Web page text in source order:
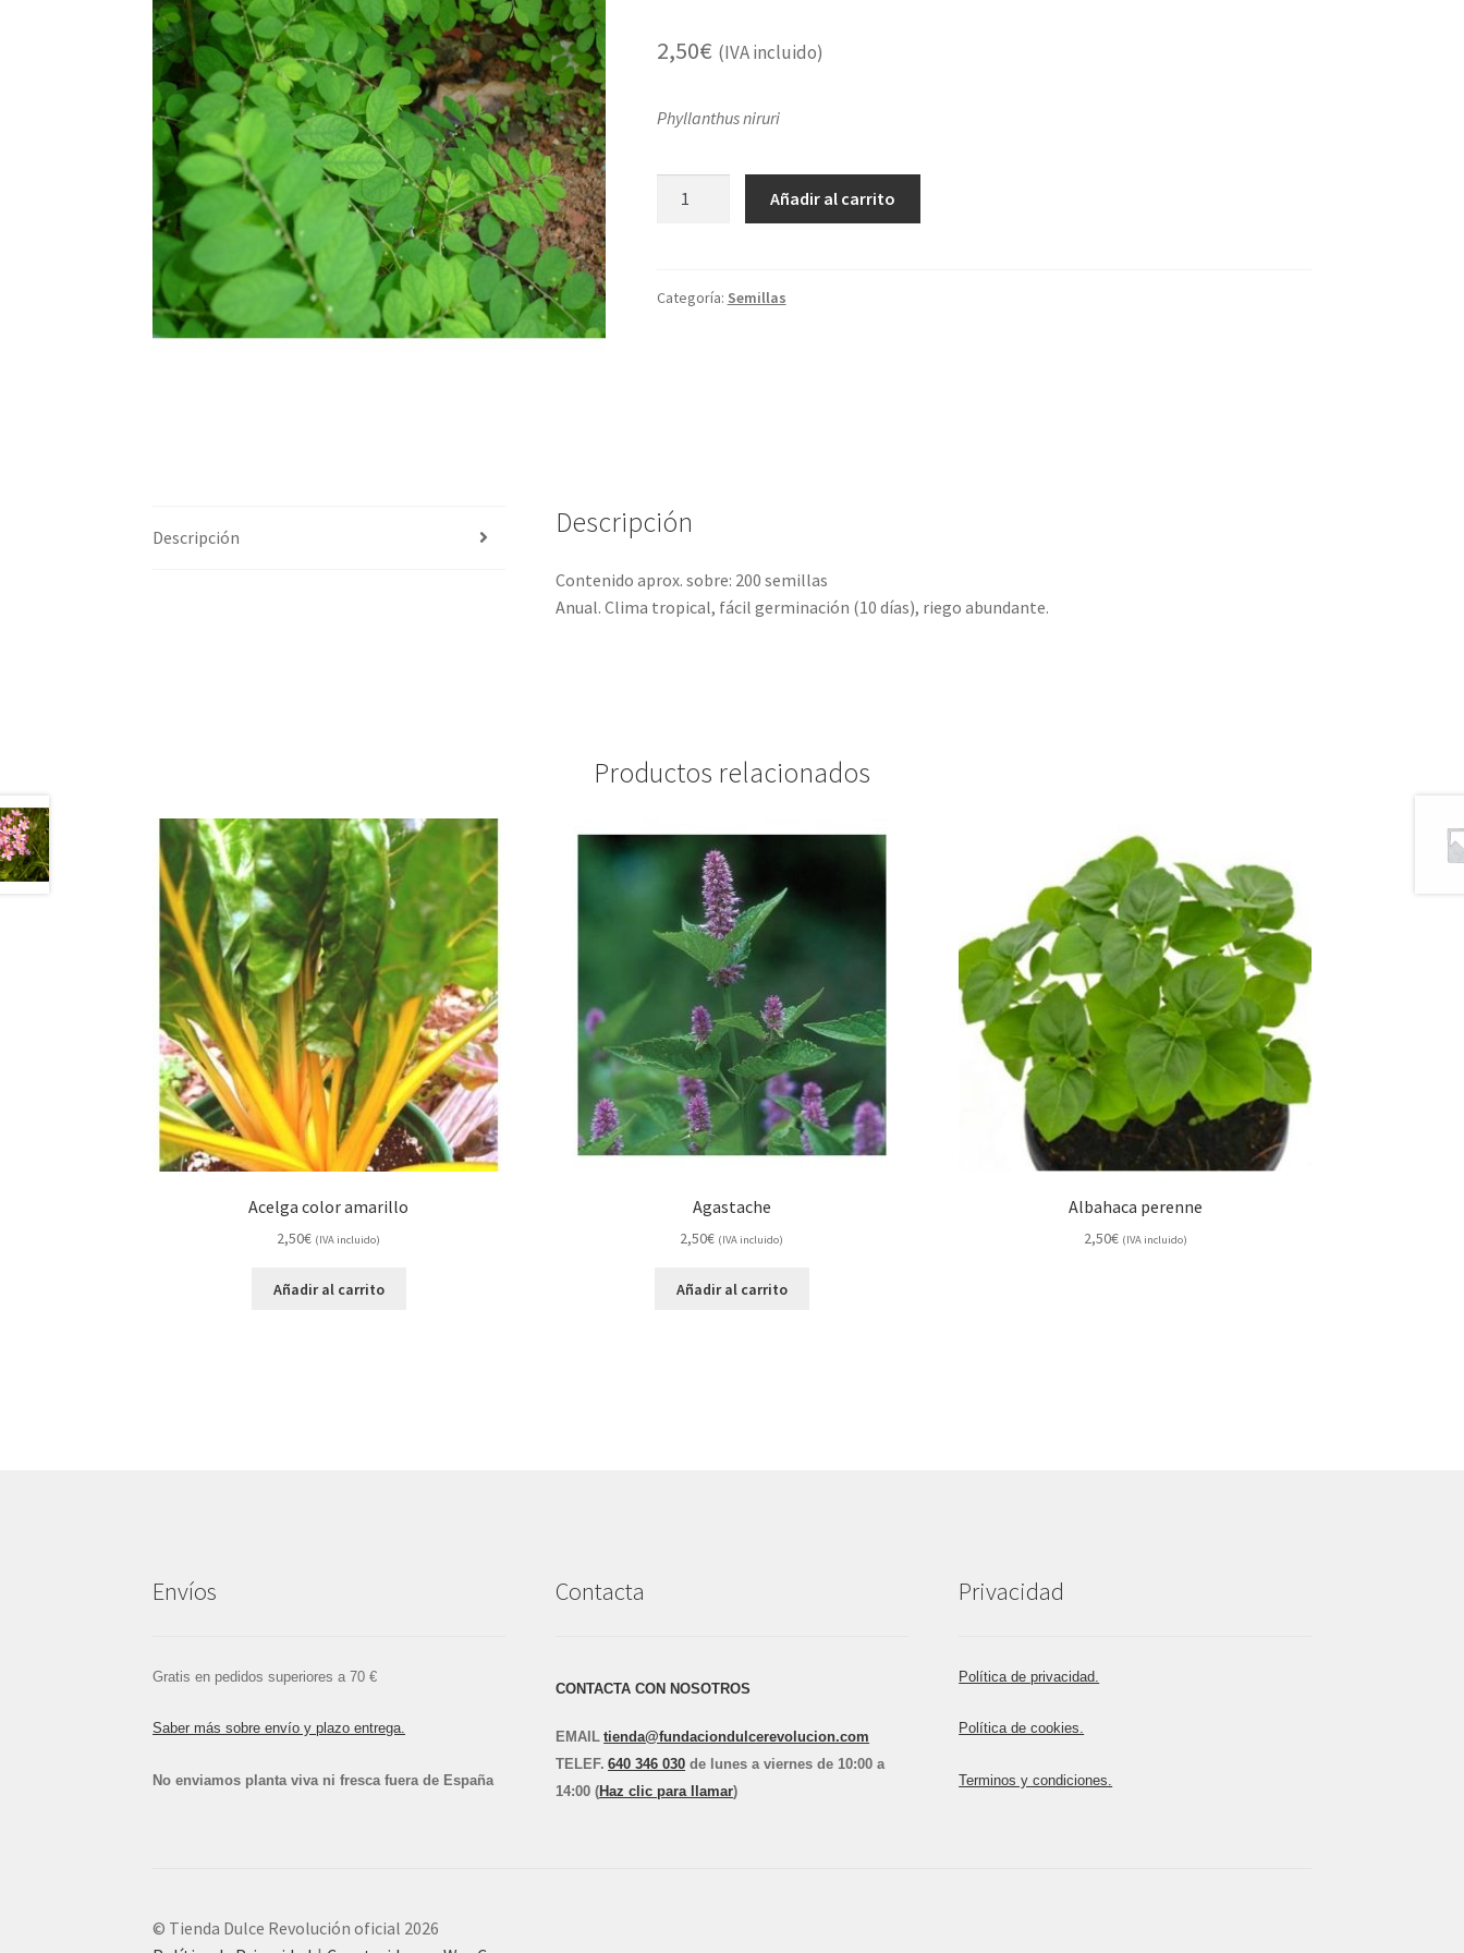
2,50€ (IVA incluido)
Phyllanthus niruri
Añadir al carrito
Categoría: Semillas
Descripción Descripción
Contenido aprox. sobre: 200 semillas
Anual. Clima tropical, fácil germinación (10 días), riego abundante.
Productos relacionados
Acelga color amarillo
2,50€ (IVA incluido)
Añadir al carrito
Agastache
2,50€ (IVA incluido)
Añadir al carrito
Albahaca perenne
2,50€ (IVA incluido)
Envíos
Gratis en pedidos superiores a 70 €
Saber más sobre envío y plazo entrega.
No enviamos planta viva ni fresca fuera de España
Contacta
CONTACTA CON NOSOTROS
EMAIL tienda@fundaciondulcerevolucion.com
TELEF. 640 346 030 de lunes a viernes de 10:00 a
14:00 (Haz clic para llamar)
Privacidad
Política de privacidad.
Política de cookies.
Terminos y condiciones.
© Tienda Dulce Revolución oficial 2026